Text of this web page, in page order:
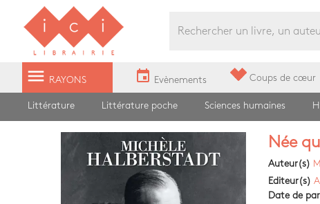
Librairie Ici Grands Boulevards
menu RAYONS event Evènements Coups de cœur
Littérature Littérature poche Sciences humaines
Née
Auteur(s)
Editeur(s)
Date de